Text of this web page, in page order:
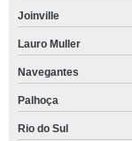
Joinville
Lauro Muller
Navegantes
Palhoça
Rio do Sul